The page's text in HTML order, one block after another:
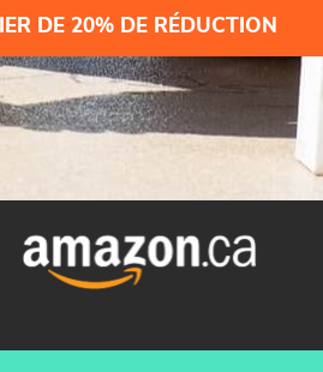
DE 20% DE RÉDUCTION